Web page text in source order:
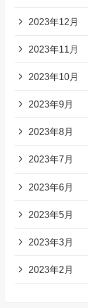
2023年12月
2023年11月
2023年10月
2023年9月
2023年8月
2023年7月
2023年6月
2023年5月
2023年3月
2023年2月